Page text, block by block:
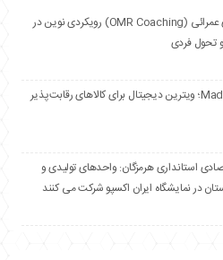
مدل مداخله‌ای عمرائی (OMR Coaching) رویکردی نوین در
تحول فردی
Madeiniran.com؛ ویترین دیجیتال برای کالاهای رقابت‌پذیر
استانداری هرمزگان: واحدهای تولیدی و
در نمایشگاه ایران اکسپو شرکت می کنند